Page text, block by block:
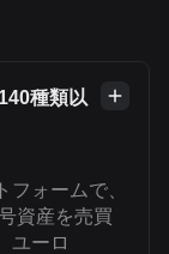
種類以
フォームで、
資産を売買
ユーロ